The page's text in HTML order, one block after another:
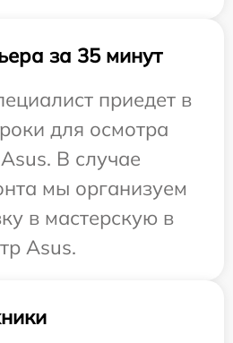
за 35 минут
приедет в
для осмотра
В случае
мы организуем
в мастерскую в
Asus.